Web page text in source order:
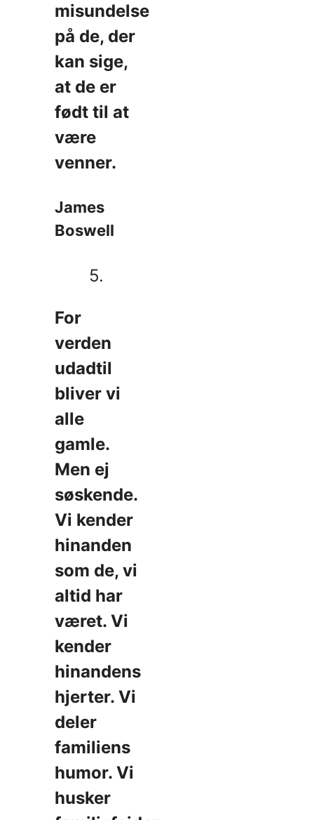
misundelse
på de, der
kan sige,
at de er
født til at
være
venner.
James
Boswell
5.
For
verden
udadtil
bliver vi
alle
gamle.
Men ej
søskende.
Vi kender
hinanden
som de, vi
altid har
været. Vi
kender
hinandens
hjerter. Vi
deler
familiens
humor. Vi
husker